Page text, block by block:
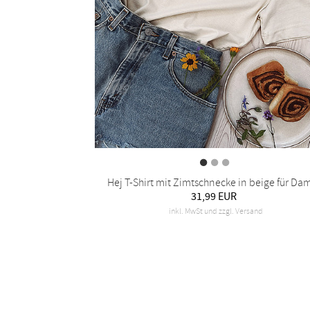
Hej T-Shirt mit Zimtschnecke in beige für
31,99 EUR
inkl. MwSt und zzgl. Versand